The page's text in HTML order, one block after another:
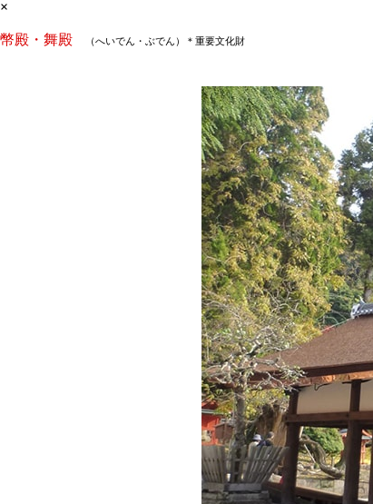
×
幣殿・舞殿 （へいでん・ぶでん）＊重要文化財